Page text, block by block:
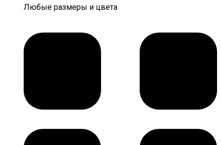
Любые размеры и цвета